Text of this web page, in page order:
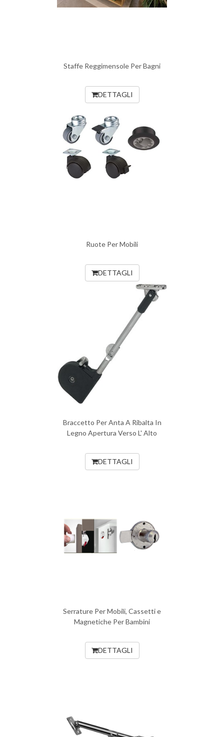
Staffe Reggimensole Per Bagni
DETTAGLI
Ruote Per Mobili
DETTAGLI
Braccetto Per Anta A Ribalta In
Legno Apertura Verso L' Alto
DETTAGLI
Serrature Per Mobili, Cassetti e
Magnetiche Per Bambini
DETTAGLI